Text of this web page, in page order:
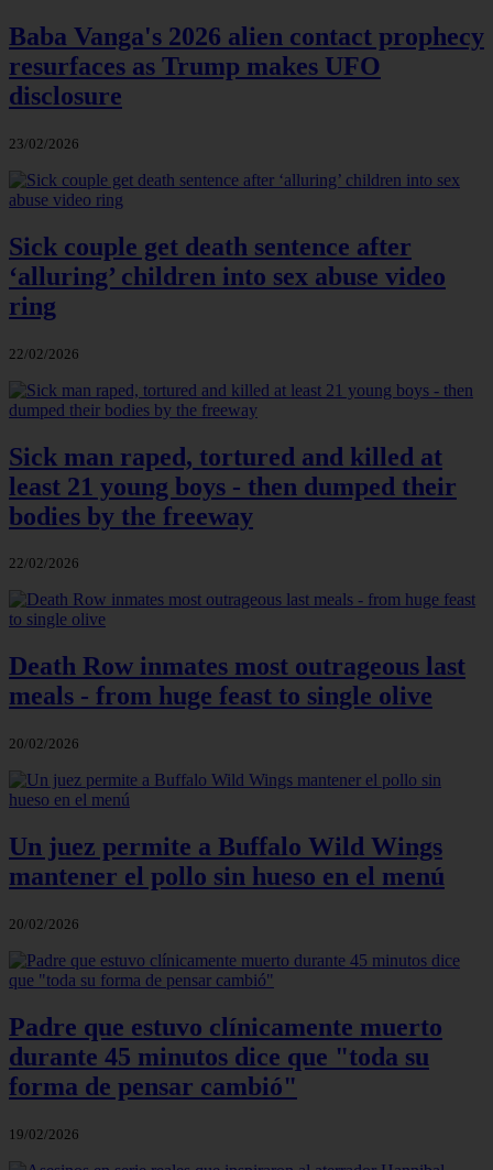
Baba Vanga's 2026 alien contact prophecy
resurfaces as Trump makes UFO
disclosure
23/02/2026
Sick couple get death sentence after
‘alluring’ children into sex abuse video
ring
22/02/2026
Sick man raped, tortured and killed at
least 21 young boys - then dumped their
bodies by the freeway
22/02/2026
Death Row inmates most outrageous last
meals - from huge feast to single olive
20/02/2026
Un juez permite a Buffalo Wild Wings
mantener el pollo sin hueso en el menú
20/02/2026
Padre que estuvo clínicamente muerto
durante 45 minutos dice que "toda su
forma de pensar cambió"
19/02/2026